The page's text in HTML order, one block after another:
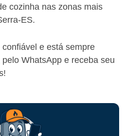
cozinha nas zonas mais
ES.
confiável e está sempre
WhatsApp e receba seu